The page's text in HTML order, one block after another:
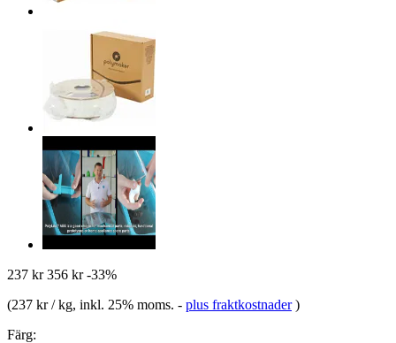
237 kr 356 kr -33%
(237 kr / kg, inkl. 25% moms. - plus fraktkostnader )
Färg: